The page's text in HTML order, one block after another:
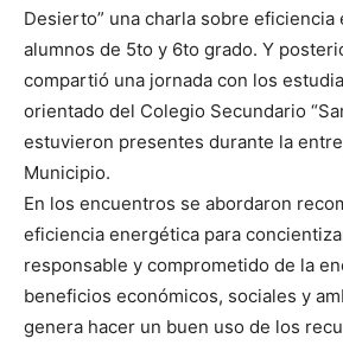
Desierto” una charla sobre eficiencia
alumnos de 5to y 6to grado. Y
compartió una jornada con los
orientado del Colegio Secundario
estuvieron presentes durante la
Municipio.
En los encuentros se abordaron
eficiencia energética para
responsable y comprometido de la
beneficios económicos, sociales y
genera hacer un buen uso de los